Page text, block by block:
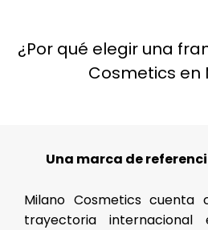
¿Por qué elegir una
Cosmetics en
Una marca de
Milano Cosmetics cuenta
trayectoria